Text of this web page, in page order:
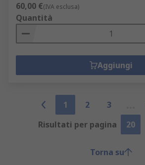
60,00 €(IVA esclusa)
Quantità
Aggiungi
1 2 3
Risultati per pagina
20
Torna su